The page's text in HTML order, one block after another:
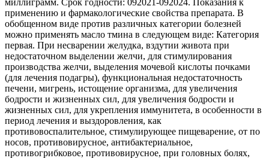
применению и фармакологические свойства препарата. В
обобщенном виде против различных категории болезней
можно применять масло тмина в следующем виде: Категория
первая. При несварении желудка, вздутии живота при
недостаточном выделении желчи, для стимулирования
производства желчи, выделения мочевой кислоты почками
(для лечения подагры), функциональная недостаточность
печени, мигрень, истощение организма, для увеличения
бодрости и жизненных сил, для увеличения бодрости и
жизненных сил, для укрепления иммунитета, в особенности в
период лечения и выздоровления, как
противовоспалительное, стимулирующее пищеварение, от по
носов, противовирусное, антибактериальное,
противогрибковое, противовирусное, при головных болях,